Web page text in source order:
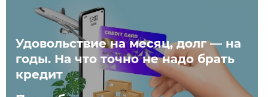
Удовольствие на месяц, долг — на
годы. На что точно не надо брать
кредит